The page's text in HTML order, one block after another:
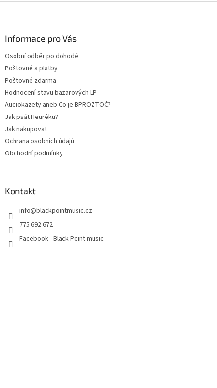
Informace pro Vás
Osobní odběr po dohodě
Poštovné a platby
Poštovné zdarma
Hodnocení stavu bazarových LP
Audiokazety aneb Co je BPROZTOČ?
Jak psát Heuréku?
Jak nakupovat
Ochrana osobních údajů
Obchodní podmínky
Kontakt
info@blackpointmusic.cz
775 692 672
Facebook - Black Point music